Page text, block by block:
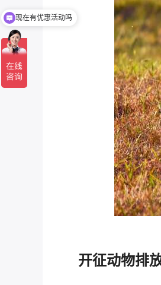
开征动物排
可以介绍下你们的产品么
现在有优惠活动吗